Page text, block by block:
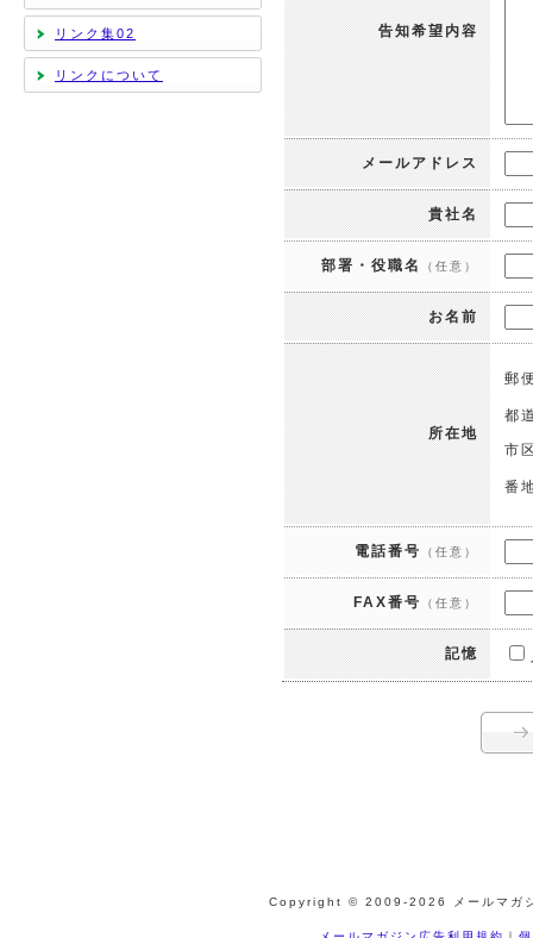
告知希望内容
メールアドレス
貴社名
部署・役職名 （任意）
お名前
所在地
郵
都
市
番
電話番号 （任意）
FAX番号 （任意）
記憶
リンク集02
リンクについて
Copyright © 2009-2026 メールマガ